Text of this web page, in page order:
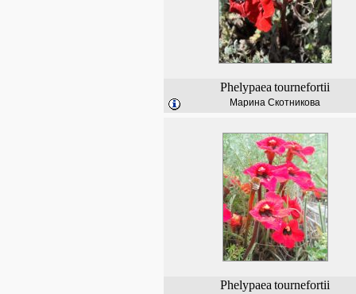
Phelypaea tournefortii
Марина Скотникова
Phelypaea tournefortii